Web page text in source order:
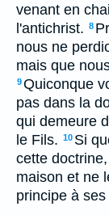
venant en
l'antichrist. 8
nous ne
mais que
9Quiconque
pas dans la
qui demeure
le Fils. 10 Si
cette
maison et ne
principe à